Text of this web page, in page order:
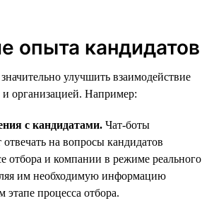
опыта кандидатов
улучшить взаимодействие
организацией. Например:
с кандидатами. Чат-боты
на вопросы кандидатов
отбора и компании в режиме реального
им необходимую информацию
процесса отбора.